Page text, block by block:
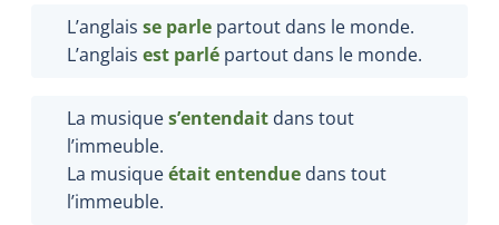
L’anglais se parle partout dans le monde.
L’anglais est parlé partout dans le monde.
La musiques’entendait dans tout
l’immeuble.
La musiqueétait entendue dans tout
l’immeuble.